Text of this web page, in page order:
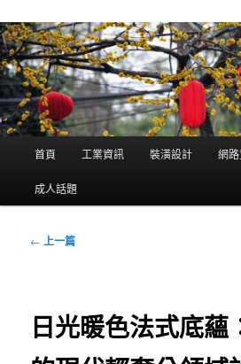
單
首頁 工業資訊 裝潢設計 網
成人話題
文
← 上一篇
日光暖色法式底蘊